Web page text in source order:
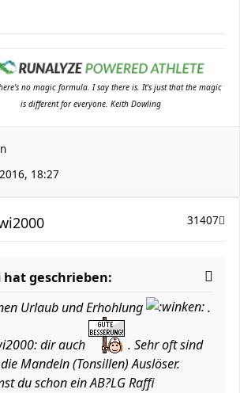
no magic formula. I say there is. It's just that the magic
is different for everyone. Keith Dowling
18:27
31407
hat geschrieben:
Urlaub und Erhohlung
.
dir auch
. Sehr oft sind
Mandeln (Tonsillen) Auslöser.
du schon ein AB?LG Raffi